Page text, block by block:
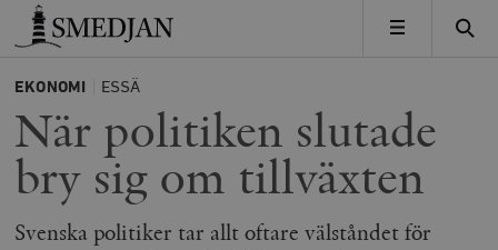
Timbro
MENY
EKONOMI ESSÄ
När politiken slutade
bry sig om tillväxten
Svenska politiker tar allt oftare välståndet för